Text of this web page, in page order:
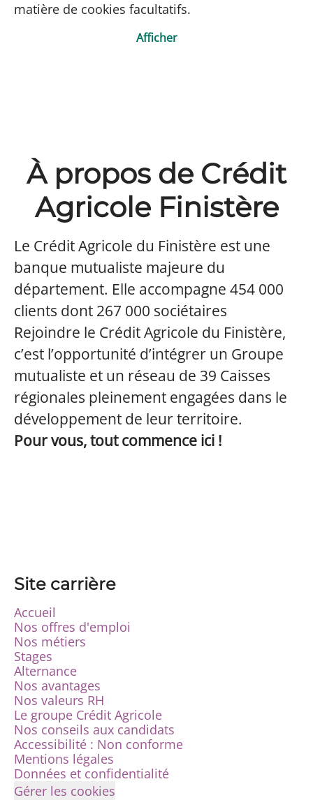
matière de cookies facultatifs.
Afficher
À propos de Crédit
Agricole Finistère
Le Crédit Agricole du Finistère est une
banque mutualiste majeure du
département. Elle accompagne 454 000
clients dont 267 000 sociétaires
Rejoindre le Crédit Agricole du Finistère,
c’est l’opportunité d’intégrer un Groupe
mutualiste et un réseau de 39 Caisses
régionales pleinement engagées dans le
développement de leur territoire.
Pour vous, tout commence ici !
Site carrière
Accueil
Nos offres d'emploi
Nos métiers
Stages
Alternance
Nos avantages
Nos valeurs RH
Le groupe Crédit Agricole
Nos conseils aux candidats
Accessibilité : Non conforme
Mentions légales
Données et confidentialité
Gérer les cookies